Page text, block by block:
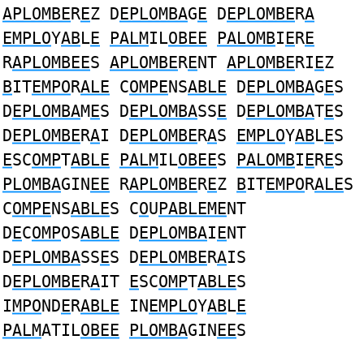
APLOMBEREZ DEPLOMBAGE DEPLOMBERA
EMPLOYABLE PALMILOBEE PALOMBIERE
RAPLOMBEES APLOMBERENT APLOMBERIEZ
BITEMPORALE COMPENSABLE DEPLOMBAGES
DEPLOMBAMES DEPLOMBASSE DEPLOMBATES
DEPLOMBERAI DEPLOMBERAS EMPLOYABLES
ESCOMPTABLE PALMILOBEES PALOMBIERES
PLOMBAGINEE RAPLOMBEREZ BITEMPORALES
COMPENSABLES COUPABLEMENT
DECOMPOSABLE DEPLOMBAIENT
DEPLOMBASSES DEPLOMBERAIS
DEPLOMBERAIT ESCOMPTABLES
IMPONDERABLE INEMPLOYABLE
PALMATILOBEE PLOMBAGINEES